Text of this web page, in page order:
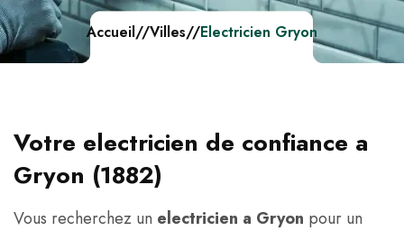
Accueil//Villes//Electricien Gryon
Votre electricien de confiance a
Gryon (1882)
Vous recherchez un electricien a Gryon pour un